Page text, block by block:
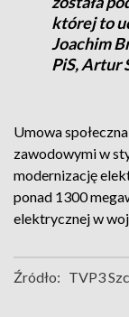
której to
Joachim
PiS, Artur
Umowa
zawodowymi w
modernizację
ponad 1300
elektrycznej w
Źródło: TVP3